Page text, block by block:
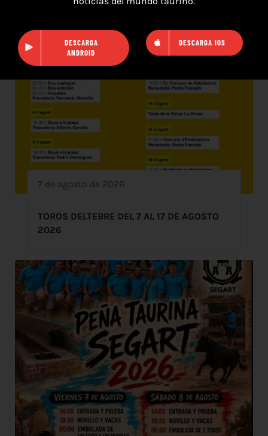
7 de agosto de 2026
TOROS DELTEBRE DEL 7 AL 17 DE AGOSTO
2026
DESCARGA
ANDROID
DESCARGA IOS